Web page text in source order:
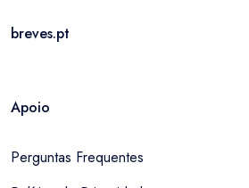
breves.pt
Apoio
Perguntas Frequentes